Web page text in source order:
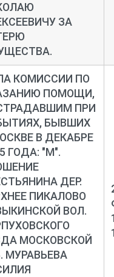
ЗА
КОМИССИИ ПО
ПОМОЩИ,
ПРИ
БЫВШИХ
В ДЕКАБРЕ
ГОДА: "М".
ДЕР.
ПИКАЛОВО
ВОЛ.
МОСКОВСКОЙ
МУРАВЬЕВА